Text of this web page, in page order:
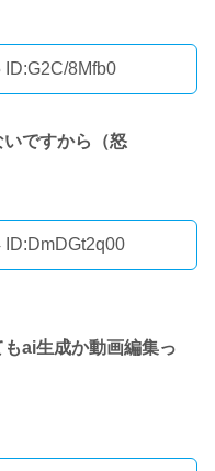
ID:G2C/8Mfb0
ですから（怒
ID:DmDGt2q00
ai生成か動画編集っ